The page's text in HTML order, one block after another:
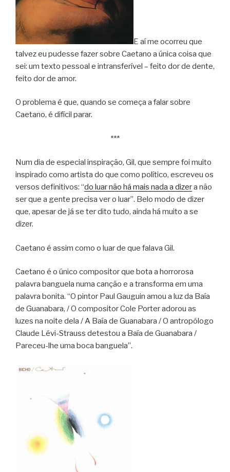
E aí me ocorreu que
talvez eu pudesse fazer sobre Caetano a única coisa que
sei: um texto pessoal e intransferível – feito dor de dente,
feito dor de amor.
O problema é que, quando se começa a falar sobre
Caetano, é difícil parar.
***
Num dia de especial inspiração, Gil, que sempre foi muito
inspirado como artista do que como político, escreveu os
versos definitivos: “do luar não há mais nada a dizera não
ser que a gente precisa ver o luar”. Belo modo de dizer
que, apesar de já se ter dito tudo, ainda há muito a se
dizer.
Caetano é assim como o luar de que falava Gil.
Caetano é o único compositor que bota a horrorosa
palavra banguela numa canção e a transforma em uma
palavra bonita. “O pintor Paul Gauguin amou a luz da Baía
de Guanabara, / O compositor Cole Porter adorou as
luzes na noite dela / A Baía de Guanabara / O antropólogo
Claude Lévi-Strauss detestou a Baía de Guanabara /
Pareceu-lhe uma boca banguela”.